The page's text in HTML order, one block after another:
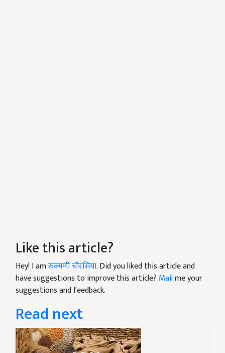
Like this article?
Hey! I amरुक्मणी चौरसिया. Did you liked this article and
have suggestions to improve this article? Mailme your
suggestions and feedback.
Read next